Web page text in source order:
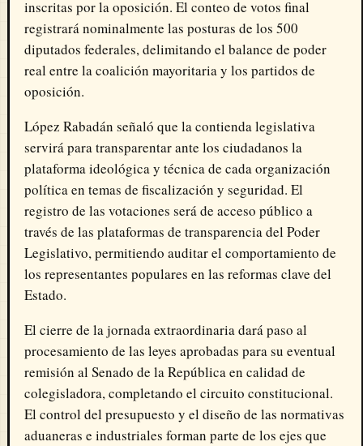
inscritas por la oposición. El conteo de votos final
registrará nominalmente las posturas de los 500
diputados federales, delimitando el balance de poder
real entre la coalición mayoritaria y los partidos de
oposición.
López Rabadán señaló que la contienda legislativa
servirá para transparentar ante los ciudadanos la
plataforma ideológica y técnica de cada organización
política en temas de fiscalización y seguridad. El
registro de las votaciones será de acceso público a
través de las plataformas de transparencia del Poder
Legislativo, permitiendo auditar el comportamiento de
los representantes populares en las reformas clave del
Estado.
El cierre de la jornada extraordinaria dará paso al
procesamiento de las leyes aprobadas para su eventual
remisión al Senado de la República en calidad de
colegisladora, completando el circuito constitucional.
El control del presupuesto y el diseño de las normativas
aduaneras e industriales forman parte de los ejes que